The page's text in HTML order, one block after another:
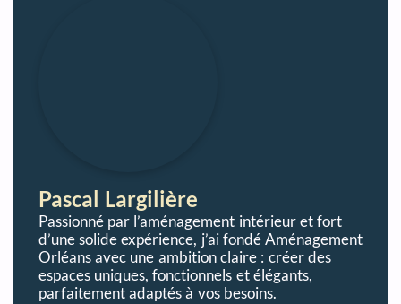
Pascal Largilière
Passionné par l’aménagement intérieur et fort
d’une solide expérience, j’ai fondé Aménagement
Orléans avec une ambition claire : créer des
espaces uniques, fonctionnels et élégants,
parfaitement adaptés à vos besoins.